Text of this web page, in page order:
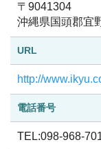
〒9041304
沖縄県国頭郡宜
URL
http://
電話番号
TEL:098-968-